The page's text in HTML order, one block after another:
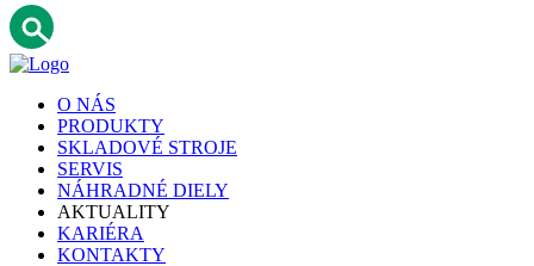
O NÁS
PRODUKTY
SKLADOVÉ STROJE
SERVIS
NÁHRADNÉ DIELY
AKTUALITY
KARIÉRA
KONTAKTY